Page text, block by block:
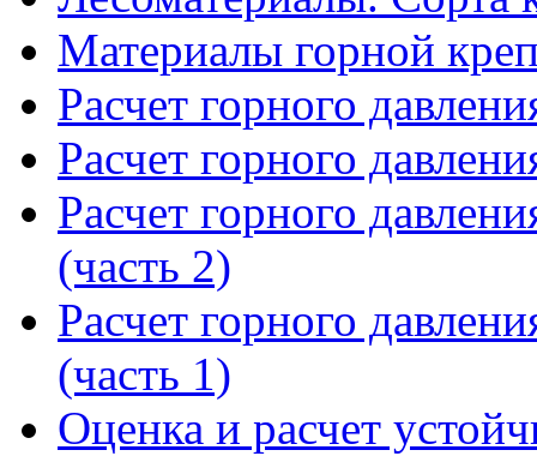
Материалы горной
Расчет горного
Расчет горного
Расчет горного
(часть 2)
Расчет горного
(часть 1)
Оценка и расчет